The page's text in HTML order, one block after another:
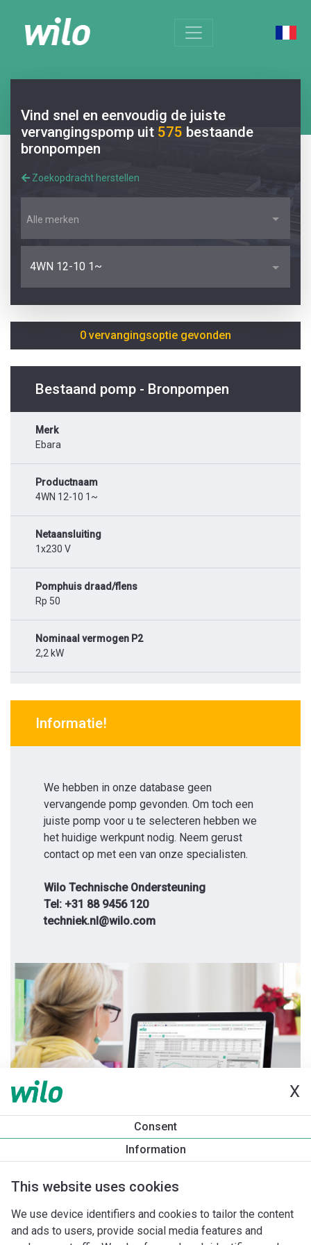
X
Consent
Information
This website uses cookies
We use device identifiers and cookies to tailor the content
and ads to users, provide social media features and
Vind snel en eenvoudig de juiste
vervangingspomp uit 575 bestaande
bronpompen
Zoekopdracht herstellen
Alle merken
4WN 12-10 1~
0 vervangingsoptie gevonden
Bestaand pomp - Bronpompen
Merk
Ebara
Productnaam
4WN 12-10 1~
Netaansluiting
1x230 V
Pomphuis draad/flens
Rp 50
Nominaal vermogen P2
2,2 kW
Informatie!
We hebben in onze database geen
vervangende pomp gevonden. Om toch een
juiste pomp voor u te selecteren hebben we
het huidige werkpunt nodig. Neem gerust
contact op met een van onze specialisten.
Wilo Technische Ondersteuning
Tel: +31 88 9456 120
techniek.nl@wilo.com